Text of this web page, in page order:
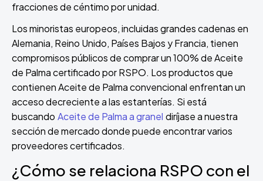
fracciones de céntimo por unidad.
Los minoristas europeos, incluidas grandes cadenas en
Alemania, Reino Unido, Países Bajos y Francia, tienen
compromisos públicos de comprar un 100% de Aceite
de Palma certificado por RSPO. Los productos que
contienen Aceite de Palma convencional enfrentan un
acceso decreciente a las estanterías. Si está
buscando Aceite de Palma a granel diríjase a nuestra
sección de mercado donde puede encontrar varios
proveedores certificados.
¿Cómo se relaciona RSPO con el